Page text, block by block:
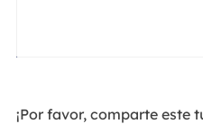
¡Por favor, comparte este